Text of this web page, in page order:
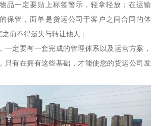
品一定要贴上标签警示，轻拿轻放；在运输
保管，面单是货运公司于客户之间合同的体
前不得遗失与转让他人；
一定要有一套完成的管理体系以及运营方案，
只有在拥有这些基础，才能使您的货运公司发